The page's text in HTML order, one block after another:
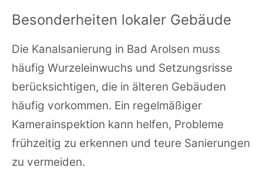
Besonderheiten lokaler Gebäude
Die Kanalsanierung in Bad Arolsen muss
häufig Wurzeleinwuchs und Setzungsrisse
berücksichtigen, die in älteren Gebäuden
häufig vorkommen. Ein regelmäßiger
Kamerainspektion kann helfen, Probleme
frühzeitig zu erkennen und teure Sanierungen
zu vermeiden.